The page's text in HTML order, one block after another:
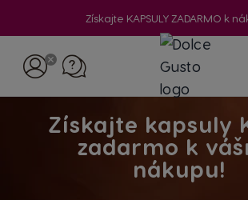
Získajte KAPSULY ZADARMO k
Získajte kapsuly
zadarmo k
nákupu!